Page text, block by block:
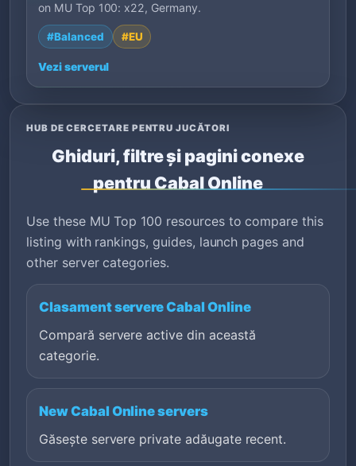
on MU Top 100: x22, Germany.
#Balanced #EU
Vezi serverul
HUB DE CERCETARE PENTRU JUCĂTORI
Ghiduri, filtre și pagini conexe
pentru Cabal Online
Use these MU Top 100 resources to compare this
listing with rankings, guides, launch pages and
other server categories.
Clasament servere Cabal Online
Compară servere active din această
categorie.
New Cabal Online servers
Găsește servere private adăugate recent.